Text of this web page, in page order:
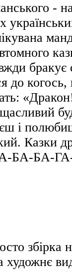
-
до
і
Казки
А-БА-БА-
збірка
художнє